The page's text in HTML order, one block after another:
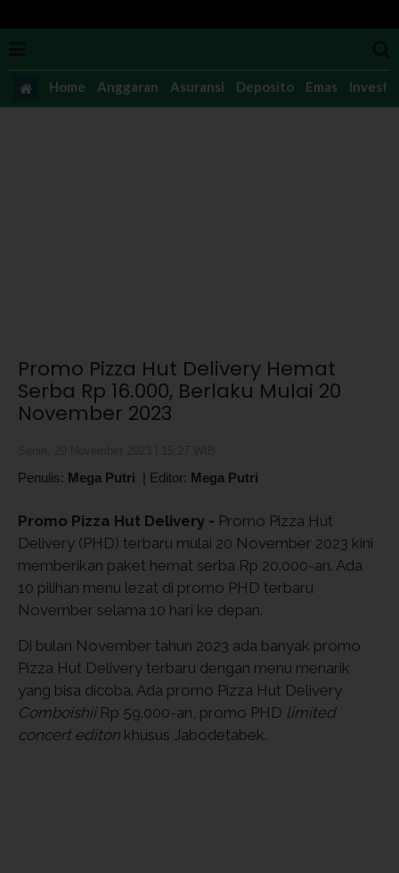
Home Anggaran Asuransi Deposito Emas
Promo Pizza Hut Delivery Hemat
Serba Rp 16.000, Berlaku Mulai 20
November 2023
Penulis: Mega Putri | Editor: Mega Putri
Promo Pizza Hut Delivery - Promo Pizza Hut
Delivery (PHD) terbaru mulai 20 November 2023 kini
memberikan paket hemat serba Rp 20.000-an. Ada
10 pilihan menu lezat di promo PHD terbaru
November selama 10 hari ke depan.
Di bulan November tahun 2023 ada banyak promo
Pizza Hut Delivery terbaru dengan menu menarik
yang bisa dicoba. Ada promo Pizza Hut Delivery
Comboishii Rp 59.000-an, promo PHD limited
concert editon khusus Jabodetabek.